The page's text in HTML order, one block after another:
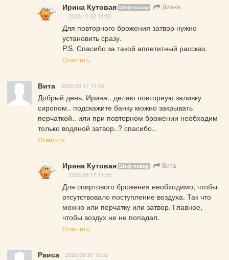
Ирина Кутовая Шеф-повар Диана
2020.12.02 11:50
Для повторного брожения затвор нужно
установить сразу.
P.S. Спасибо за такой аппетитный рассказ.
Ответить
Вита 2020.09.17 11:45
Добрый день, Ирина.. делаю повторную заливку
сиропом.. подскажите банку можно закрывать
перчаткой.. или при повторном брожении необходим
только водяной затвор..? спасибо..
Ответить
Ирина Кутовая Шеф-повар Вита
2020.09.17 11:50
Для спиртового брожения необходимо, чтобы
отсутствовало поступление воздуха. Так что
можно или перчатку или затвор. Главное,
чтобы воздух не не попадал.
Ответить
Раиса 2020.08.30 10:52